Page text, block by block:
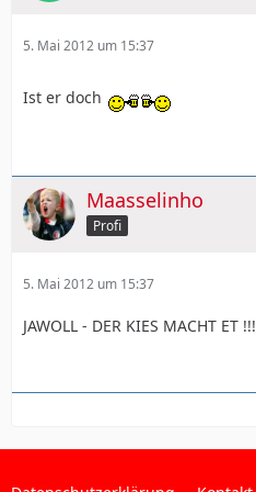
5. Mai 2012 um 15:37
Ist er doch
Maasselinho
Profi
5. Mai 2012 um 15:37
JAWOLL - DER KIES MACHT ET !!!